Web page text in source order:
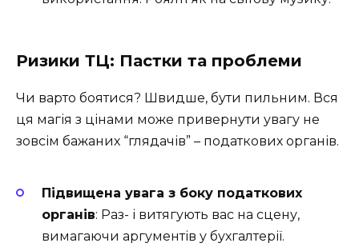
Ризики ТЦ: Пастки та проблеми
Чи варто боятися? Швидше, бути пильним. Вся
ця магія з цінами може привернути увагу не
зовсім бажаних “глядачів” – податкових органів.
Підвищена увага з боку податкових
органів: Раз- і витягують вас на сцену,
вимагаючи аргументів у бухгалтерії.